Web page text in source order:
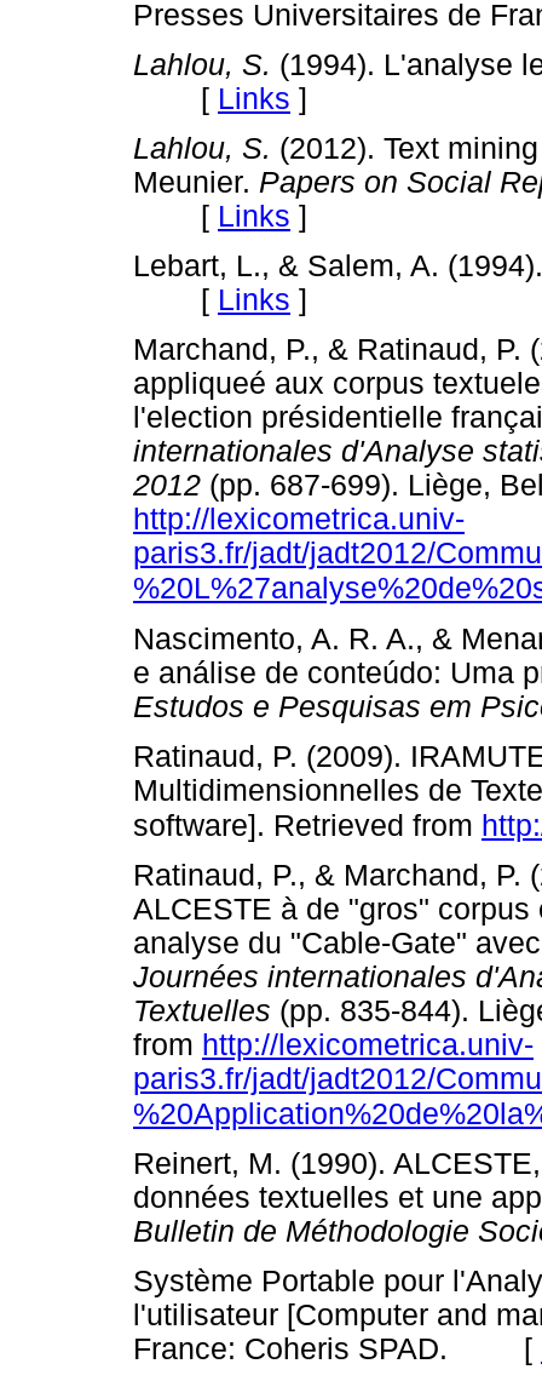
Presses Universitaires
Lahlou, S. (1994). L'analyse
[ Links ]
Lahlou, S. (2012). Text
Meunier. Papers on Social
[ Links ]
Lebart, L., & Salem, A.
[ Links ]
Marchand, P., & Ratinaud,
appliqueé aux corpus
l'election présidentielle
internationales d'Analyse
2012 (pp. 687-699). Liège,
http://lexicometrica.univ-
paris3.fr/jadt/jadt2012/
Nascimento, A. R. A., &
e análise de conteúdo: Uma
Estudos e Pesquisas em
Ratinaud, P. (2009).
Multidimensionnelles de
software]. Retrieved from
Ratinaud, P., & Marchand, P.
ALCESTE à de "gros"
analyse du "Cable-Gate"
Journées internationales
Textuelles (pp. 835-844).
from http://lexicometrica.univ-
paris3.fr/jadt/jadt2012/
Reinert, M. (1990).
données textuelles et une
Bulletin de Méthodologie
Système Portable pour
l'utilisateur [Computer and
France: Coheris SPAD. [